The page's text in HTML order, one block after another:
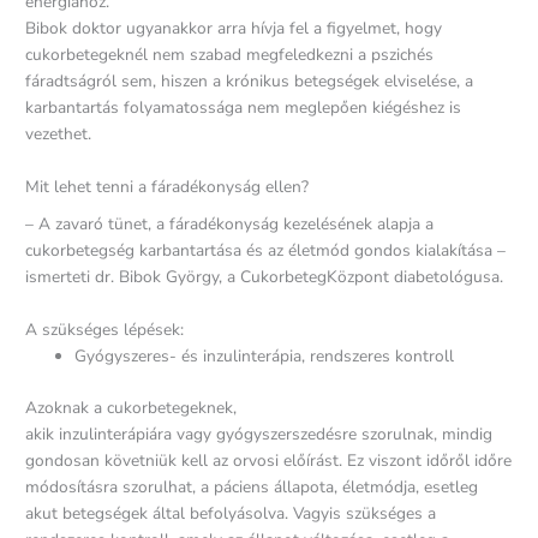
Bibok doktor ugyanakkor arra hívja fel a figyelmet, hogy
cukorbetegeknél nem szabad megfeledkezni a pszichés
fáradtságról sem, hiszen a krónikus betegségek elviselése, a
karbantartás folyamatossága nem meglepően kiégéshez is
vezethet.
Mit lehet tenni a fáradékonyság ellen?
– A zavaró tünet, a fáradékonyság kezelésének alapja a
cukorbetegség karbantartása és az életmód gondos kialakítása –
ismerteti dr. Bibok György, a CukorbetegKözpont diabetológusa.
A szükséges lépések:
Gyógyszeres- és inzulinterápia, rendszeres kontroll
Azoknak a cukorbetegeknek,
akik inzulinterápiára vagy gyógyszerszedésre szorulnak, mindig
gondosan követniük kell az orvosi előírást. Ez viszont időről időre
módosításra szorulhat, a páciens állapota, életmódja, esetleg
akut betegségek által befolyásolva. Vagyis szükséges a